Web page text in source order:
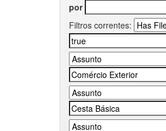
por
Filtros correntes: